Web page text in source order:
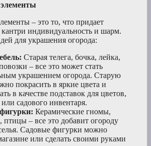
– это то, что придает
кантри индивидуальность и шарм.
для украшения огорода:
Старая телега, бочка, лейка,
– все это может стать
украшением огорода. Старую
покрасить в яркие цвета и
в качестве подставок для цветов,
садового инвентаря.
Керамические гномы,
– все это добавит огороду
Садовые фигурки можно
или сделать своими руками